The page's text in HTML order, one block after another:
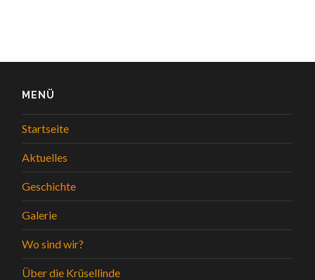
MENÜ
Startseite
Aktuelles
Geschichte
Galerie
Wo sind wir?
Über die Krüsellinde